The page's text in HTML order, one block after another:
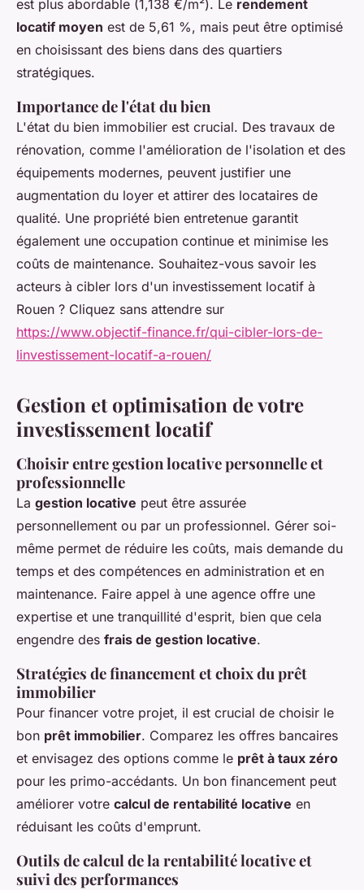
est plus abordable (1,138 €/m²). Le rendement
locatif moyen est de 5,61 %, mais peut être optimisé
en choisissant des biens dans des quartiers
stratégiques.
Importance de l'état du bien
L'état du bien immobilier est crucial. Des travaux de
rénovation, comme l'amélioration de l'isolation et des
équipements modernes, peuvent justifier une
augmentation du loyer et attirer des locataires de
qualité. Une propriété bien entretenue garantit
également une occupation continue et minimise les
coûts de maintenance. Souhaitez-vous savoir les
acteurs à cibler lors d'un investissement locatif à
Rouen ? Cliquez sans attendre sur
https://www.objectif-finance.fr/qui-cibler-lors-de-
linvestissement-locatif-a-rouen/
Gestion et optimisation de votre
investissement locatif
Choisir entre gestion locative personnelle et
professionnelle
La gestion locative peut être assurée
personnellement ou par un professionnel. Gérer soi-
même permet de réduire les coûts, mais demande du
temps et des compétences en administration et en
maintenance. Faire appel à une agence offre une
expertise et une tranquillité d'esprit, bien que cela
engendre des frais de gestion locative.
Stratégies de financement et choix du prêt
immobilier
Pour financer votre projet, il est crucial de choisir le
bon prêt immobilier. Comparez les offres bancaires
et envisagez des options comme le prêt à taux zéro
pour les primo-accédants. Un bon financement peut
améliorer votre calcul de rentabilité locative en
réduisant les coûts d'emprunt.
Outils de calcul de la rentabilité locative et
suivi des performances